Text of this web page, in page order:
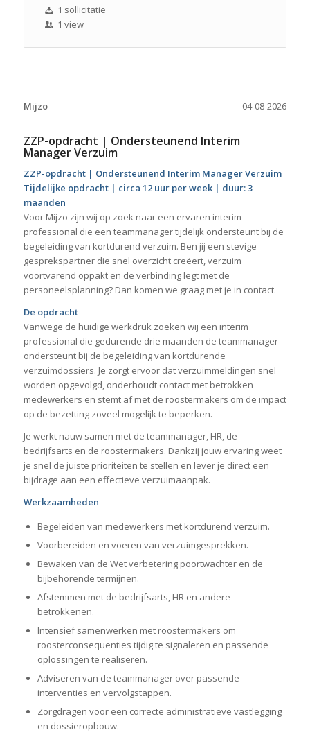
1 sollicitatie
1 view
04-08-2026
Mijzo
ZZP-opdracht | Ondersteunend Interim
Manager Verzuim
ZZP-opdracht | Ondersteunend Interim Manager Verzuim
Tijdelijke opdracht | circa 12 uur per week | duur: 3
maanden
Voor Mijzo zijn wij op zoek naar een ervaren interim
professional die een teammanager tijdelijk ondersteunt bij de
begeleiding van kortdurend verzuim. Ben jij een stevige
gesprekspartner die snel overzicht creëert, verzuim
voortvarend oppakt en de verbinding legt met de
personeelsplanning? Dan komen we graag met je in contact.
De opdracht
Vanwege de huidige werkdruk zoeken wij een interim
professional die gedurende drie maanden de teammanager
ondersteunt bij de begeleiding van kortdurende
verzuimdossiers. Je zorgt ervoor dat verzuimmeldingen snel
worden opgevolgd, onderhoudt contact met betrokken
medewerkers en stemt af met de roostermakers om de impact
op de bezetting zoveel mogelijk te beperken.
Je werkt nauw samen met de teammanager, HR, de
bedrijfsarts en de roostermakers. Dankzij jouw ervaring weet
je snel de juiste prioriteiten te stellen en lever je direct een
bijdrage aan een effectieve verzuimaanpak.
Werkzaamheden
Begeleiden van medewerkers met kortdurend verzuim.
Voorbereiden en voeren van verzuimgesprekken.
Bewaken van de Wet verbetering poortwachter en de
bijbehorende termijnen.
Afstemmen met de bedrijfsarts, HR en andere
betrokkenen.
Intensief samenwerken met roostermakers om
roosterconsequenties tijdig te signaleren en passende
oplossingen te realiseren.
Adviseren van de teammanager over passende
interventies en vervolgstappen.
Zorgdragen voor een correcte administratieve vastlegging
en dossieropbouw.